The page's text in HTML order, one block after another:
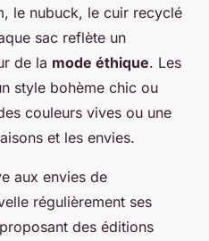
le nubuck, le cuir recyclé
sac reflète un
de la mode éthique. Les
style bohème chic ou
couleurs vives ou une
et les envies.
aux envies de
régulièrement ses
des éditions